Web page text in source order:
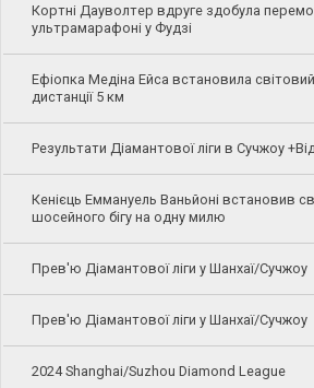
Кортні Дауволтер вдруге здобула
ультрамарафоні у Фудзі
Ефіопка Медіна Ейса встановила
дистанції 5 км
Результати Діамантової ліги в Сучжоу
Кенієць Еммануель Ваньйоні встановив
шосейного бігу на одну милю
Прев'ю Діамантової ліги у Шанхаї/Сучжоу
Прев'ю Діамантової ліги у Шанхаї/Сучжоу
2024 Shanghai/Suzhou Diamond League